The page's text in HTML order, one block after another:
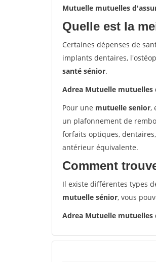
Mutuelle mutuelles
Quelle est la
Certaines dépenses de
implants dentaires,
santé sénior.
Adrea Mutuelle mutuelles
Pour une mutuelle senior,
un plafonnement de
forfaits optiques,
antérieur équivalente.
Comment
Il existe différentes types
mutuelle sénior, vous
Adrea Mutuelle mutuelles